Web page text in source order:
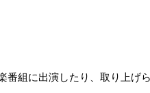
番組に出演したり、取り上げら